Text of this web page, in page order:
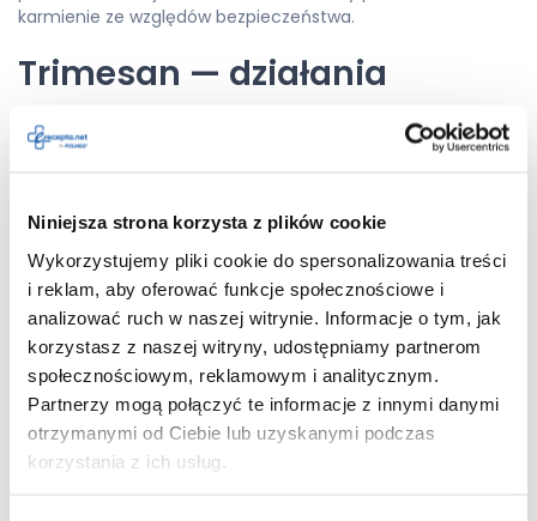
Niniejsza strona korzysta z plików cookie
Wykorzystujemy pliki cookie do spersonalizowania treści
i reklam, aby oferować funkcje społecznościowe i
analizować ruch w naszej witrynie. Informacje o tym, jak
korzystasz z naszej witryny, udostępniamy partnerom
społecznościowym, reklamowym i analitycznym.
Partnerzy mogą połączyć te informacje z innymi danymi
otrzymanymi od Ciebie lub uzyskanymi podczas
korzystania z ich usług.
karmienie ze względów bezpieczeństwa.
Trimesan — działania
niepożądane
nasilenie działań niepożądanych zależą od indywidualnych
predyspozycji organizmu i stanu zdrowia pacjenta. W
przypadku
ciężkich objawów
zagrażających życiu pacjenta
należy przerwać stosowanie leku i natychmiast zwrócić się
o pomoc do lekarza. Wskazaniem do ostawienia preparatu
są takie działania niepożądane jak:
zespół Stevensa-Johnsona (występowanie pęcherzy w
obrębie błony śluzowej jamy ustnej, gardła, odbytu,
spojówek i okolicy narządów płciowych);